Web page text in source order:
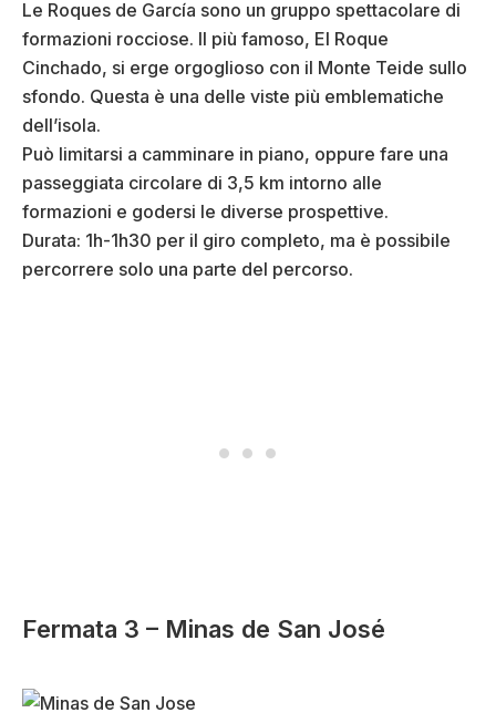
Le Roques de García sono un gruppo spettacolare di
formazioni rocciose. Il più famoso, El Roque
Cinchado, si erge orgoglioso con il Monte Teide sullo
sfondo. Questa è una delle viste più emblematiche
dell’isola.
Può limitarsi a camminare in piano, oppure fare una
passeggiata circolare di 3,5 km intorno alle
formazioni e godersi le diverse prospettive.
Durata: 1h-1h30 per il giro completo, ma è possibile
percorrere solo una parte del percorso.
Fermata 3 – Minas de San José